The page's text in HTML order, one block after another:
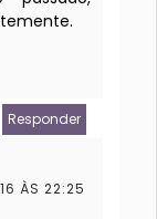
Responder
ÀS 22:25